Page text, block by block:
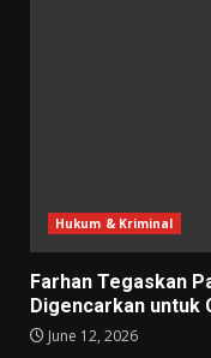
Hukum & Kriminal
Farhan Tegaskan
Digencarkan untuk
June 12, 2026